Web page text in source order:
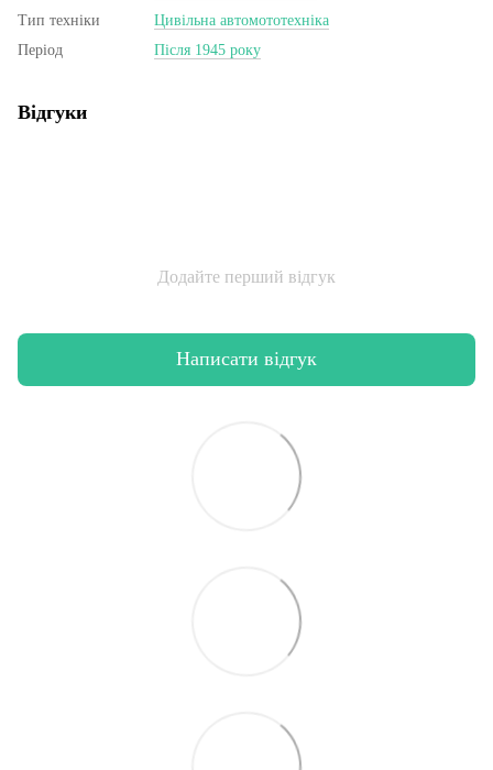
Тип техніки
Цивільна автомототехніка
Період
Після 1945 року
Відгуки
Додайте перший відгук
Написати відгук